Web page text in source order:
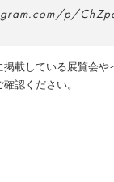
p/
載している展覧会
認ください。